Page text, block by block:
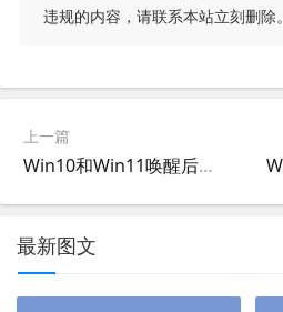
违规的内容，请联系本站立刻删除。
上一篇
Win10和Win11唤醒后直接进桌面的方法,Windows睡眠唤醒后不用登录直接进入的方法
最新图文